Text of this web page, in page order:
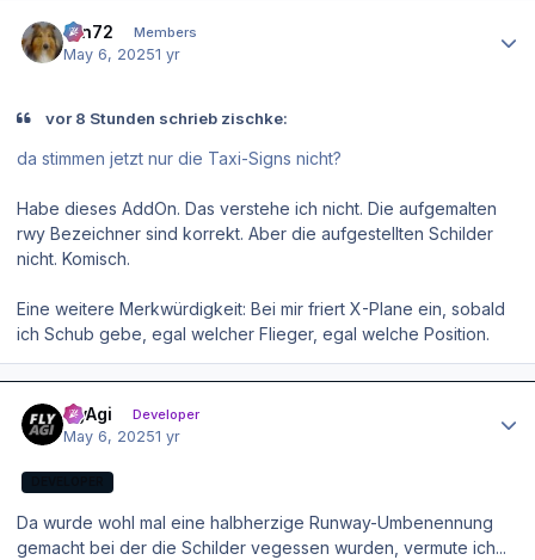
ron72 Members
May 6, 20251 yr
vor 8 Stunden schrieb zischke:
da stimmen jetzt nur die Taxi-Signs nicht?
Habe dieses AddOn. Das verstehe ich nicht. Die aufgemalten
rwy Bezeichner sind korrekt. Aber die aufgestellten Schilder
nicht. Komisch.
Eine weitere Merkwürdigkeit: Bei mir friert X-Plane ein, sobald
ich Schub gebe, egal welcher Flieger, egal welche Position.
FlyAgi Developer
May 6, 20251 yr
Da wurde wohl mal eine halbherzige Runway-Umbenennung
gemacht bei der die Schilder vegessen wurden, vermute ich...